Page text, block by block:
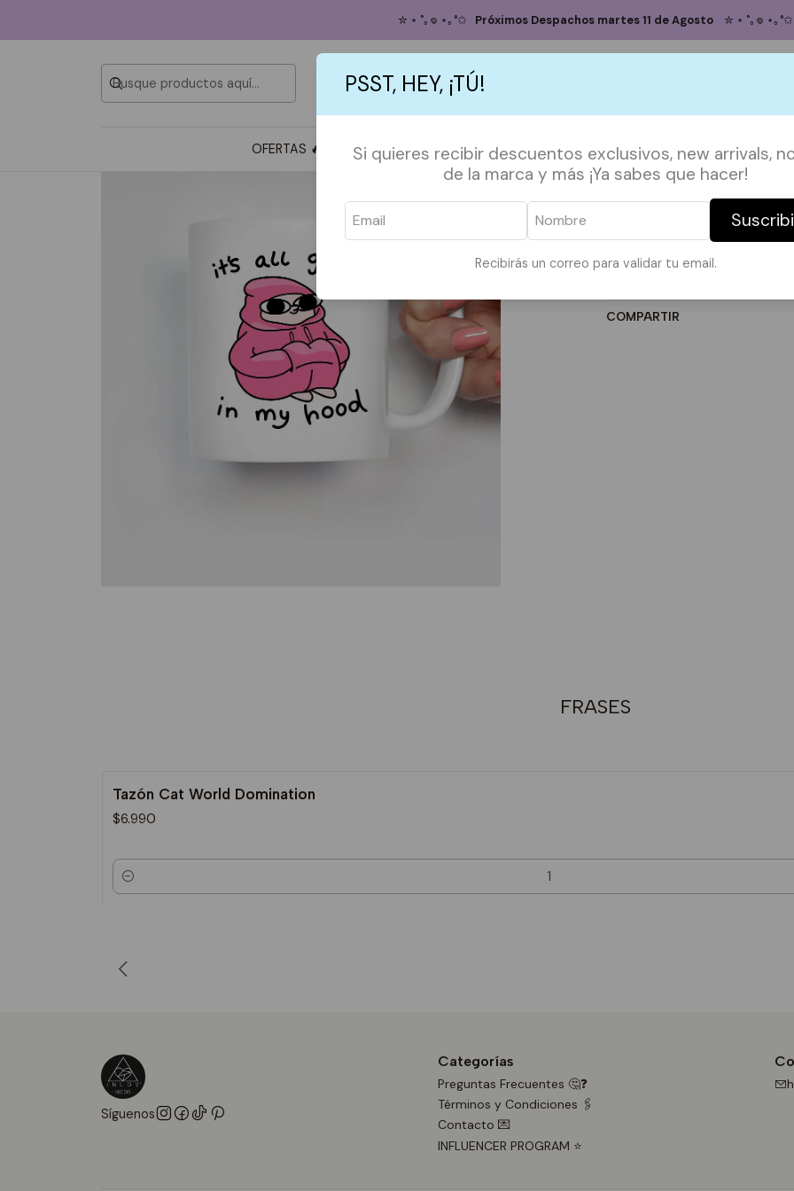
PSST, HEY, ¡TÚ!
Si quieres recibir descuentos exclusivos, new arrivals,
de la marca y más ¡Ya sabes que hacer!
Recibirás un correo para validar tu email.
OFERTAS 🔥 TOTE BAGS ACCESORIOS POLERAS POLERONES TAZAS PAPELERÍA &
✮ ⋆ ˚｡𖦹 ⋆｡°✩ Próximos Despachos martes 11 de Agosto ✮ ⋆ ˚｡𖦹 ⋆｡°✩
Inicio TAZAS FRASES Tazón Cozy
DESCRIPCIÓN:
Apto para microondas y
COMPARTIR
FRASES
Tazón Cat World Domination
$6.990
Cantidad
Síguenos
Categorías
Preguntas Frecuentes 🤔❓
Términos y Condiciones 🖇️
Contacto 💌
INFLUENCER PROGRAM ⭐